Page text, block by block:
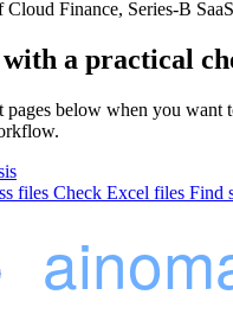
Cloud Finance, Series-B SaaS
a practical
pages below when you want
files Check Excel files Find